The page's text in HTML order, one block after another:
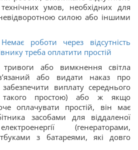
умов, необхідних для
силою або іншими
Немає роботи через відсутність
треба оплатити простій
тривоги або вимкнення світла
або видати наказ про
виплату середнього
такого простою) або ж якщо
оплачувати простій, він має
засобами для віддаленої
(генераторами,
з батареями, які довго